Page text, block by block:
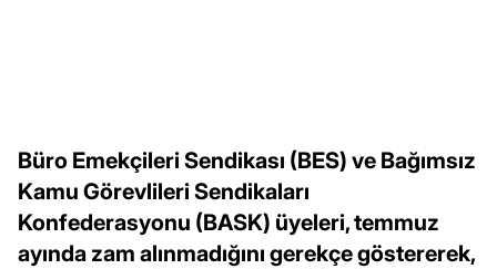
Büro Emekçileri Sendikası (BES) ve Bağımsız
Kamu Görevlileri Sendikaları
Konfederasyonu (BASK) üyeleri, temmuz
ayında zam alınmadığını gerekçe göstererek,